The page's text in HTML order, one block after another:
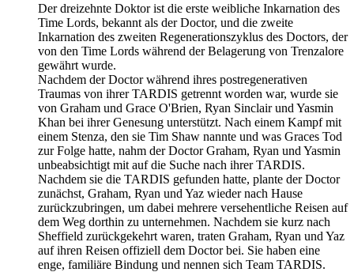
Der dreizehnte Doktor ist die erste weibliche Inkarnation des
Time Lords, bekannt als der Doctor, und die zweite
Inkarnation des zweiten Regenerationszyklus des Doctors, der
von den Time Lords während der Belagerung von Trenzalore
gewährt wurde.
Nachdem der Doctor während ihres postregenerativen
Traumas von ihrer TARDIS getrennt worden war, wurde sie
von Graham und Grace O'Brien, Ryan Sinclair und Yasmin
Khan bei ihrer Genesung unterstützt. Nach einem Kampf mit
einem Stenza, den sie Tim Shaw nannte und was Graces Tod
zur Folge hatte, nahm der Doctor Graham, Ryan und Yasmin
unbeabsichtigt mit auf die Suche nach ihrer TARDIS.
Nachdem sie die TARDIS gefunden hatte, plante der Doctor
zunächst, Graham, Ryan und Yaz wieder nach Hause
zurückzubringen, um dabei mehrere versehentliche Reisen auf
dem Weg dorthin zu unternehmen. Nachdem sie kurz nach
Sheffield zurückgekehrt waren, traten Graham, Ryan und Yaz
auf ihren Reisen offiziell dem Doctor bei. Sie haben eine
enge, familiäre Bindung und nennen sich Team TARDIS.